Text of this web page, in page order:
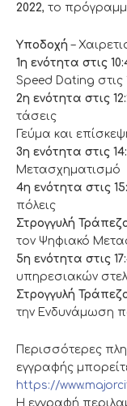
2022, το
Υποδοχή –
1η ενότητα στις
Speed Dating στις
2η ενότητα στις
τάσεις
Γεύμα και
3η ενότητα στις
Μετασχηματισμό
4η ενότητα στις
πόλεις
Στρογγυλή
τον Ψηφιακό
5η ενότητα στις
υπηρεσιακών
Στρογγυλή
την Ενδυνάμωση
Περισσότερες
εγγραφής
https://
Η εγγραφή